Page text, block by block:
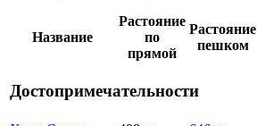
Название
Растояние
по
прямой
Растояние
пешком
Достопримечательности